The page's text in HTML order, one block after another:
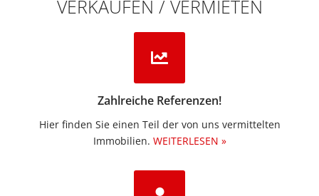
VERKAUFEN / VERMIETEN
Zahlreiche Referenzen!
Hier finden Sie einen Teil der von uns vermittelten
Immobilien.​ WEITERLESEN »